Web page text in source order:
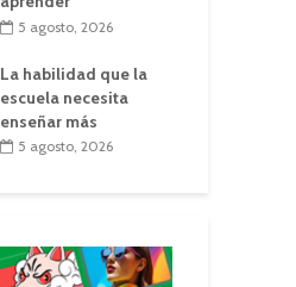
5 agosto, 2026
La habilidad que la
escuela necesita
enseñar más
5 agosto, 2026